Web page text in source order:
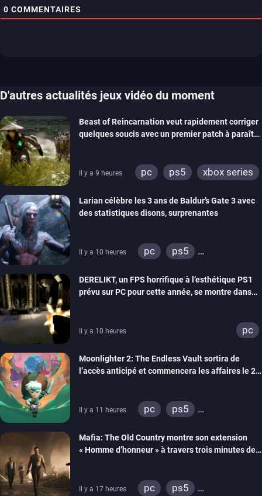
0 COMMENTAIRES
D'autres actualités jeux vidéo du moment
Beast of Reincarnation veut rapidement corriger
quelques soucis avec un premier patch à paraître
Il y a 9 heures pc ps5 xbox series
Larian célèbre les 3 ans de Baldur’s Gate 3 avec
des statistiques disons, surprenantes
Il y a 10 heures pc
ps5
DERELIKT, un FPS horrifique à l’esthétique PS1
prévu sur PC pour cette année, se montre dans
Il y a 10 heures pc
Moonlighter 2: The Endless Vault sortira de
l’accès anticipé et commencera les affaires le 2
Il y a 11 heures pc
ps5
Mafia: The Old Country montre son extension
« Homme d’honneur » à travers trois minutes de
Il y a 17 heures pc
ps5